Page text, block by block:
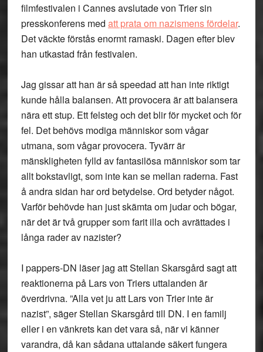
filmfestivalen i Cannes avslutade von Trier sin
presskonferens med att prata om nazismens fördelar.
Det väckte förstås enormt ramaski. Dagen efter blev
han utkastad från festivalen.
Jag gissar att han är så speedad att han inte riktigt
kunde hålla balansen. Att provocera är att balansera
nära ett stup. Ett felsteg och det blir för mycket och för
fel. Det behövs modiga människor som vågar
utmana, som vågar provocera. Tyvärr är
mänskligheten fylld av fantasilösa människor som tar
allt bokstavligt, som inte kan se mellan raderna. Fast
å andra sidan har ord betydelse. Ord betyder något.
Varför behövde han just skämta om judar och bögar,
när det är två grupper som farit illa och avrättades i
långa rader av nazister?
I pappers-DN läser jag att Stellan Skarsgård sagt att
reaktionerna på Lars von Triers uttalanden är
överdrivna. ”Alla vet ju att Lars von Trier inte är
nazist”, säger Stellan Skarsgård till DN. I en familj
eller i en vänkrets kan det vara så, när vi känner
varandra, då kan sådana uttalande säkert fungera